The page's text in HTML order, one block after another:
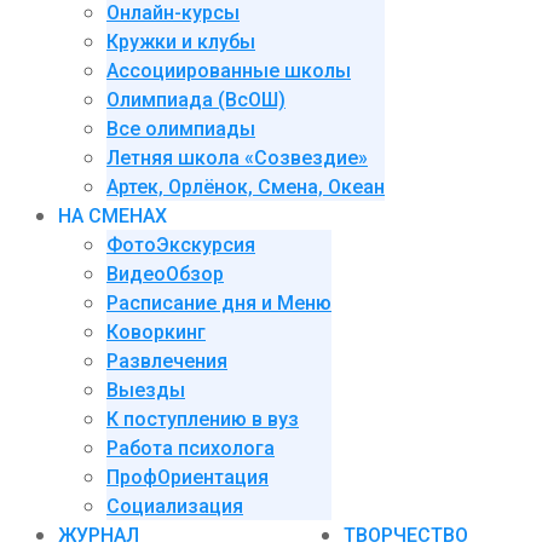
Онлайн-курсы
Кружки и клубы
Ассоциированные школы
Олимпиада (ВсОШ)
Все олимпиады
Летняя школа «Созвездие»
Артек, Орлёнок, Смена, Океан
НА СМЕНАХ
ФотоЭкскурсия
ВидеоОбзор
Расписание дня и Меню
Коворкинг
Развлечения
Выезды
К поступлению в вуз
Работа психолога
ПрофОриентация
Социализация
ЖУРНАЛ
ТВОРЧЕСТВО